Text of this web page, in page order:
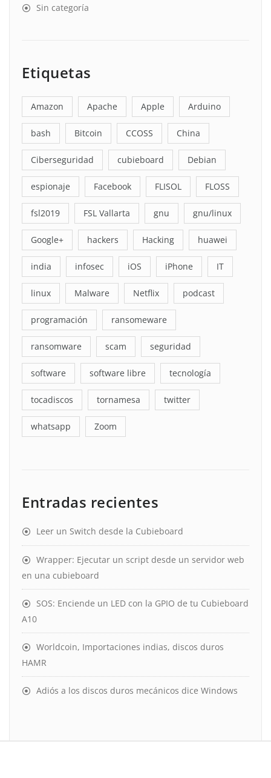
Sin categoría
Etiquetas
Amazon Apache Apple Arduino
bash Bitcoin CCOSS China
Ciberseguridad cubieboard Debian
espionaje Facebook FLISOL FLOSS
fsl2019 FSL Vallarta gnu gnu/linux
Google+ hackers Hacking huawei
india infosec iOS iPhone IT
linux Malware Netflix podcast
programación ransomeware
ransomware scam seguridad
software software libre tecnología
tocadiscos tornamesa twitter
whatsapp Zoom
Entradas recientes
Leer un Switch desde la Cubieboard
Wrapper: Ejecutar un script desde un servidor web
en una cubieboard
SOS: Enciende un LED con la GPIO de tu Cubieboard
A10
Worldcoin, Importaciones indias, discos duros
HAMR
Adiós a los discos duros mecánicos dice Windows